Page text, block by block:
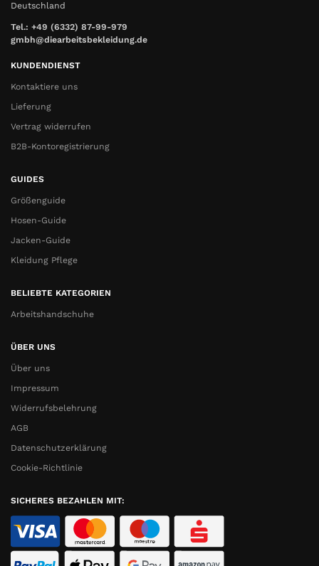
Deutschland
Tel.: +49 (6332) 87-99-979
gmbh@diearbeitsbekleidung.de
KUNDENDIENST
Kontaktiere uns
Lieferung
Vertrag widerrufen
B2B-Kontoregistrierung
GUIDES
Größenguide
Hosen-Guide
Jacken-Guide
Kleidung Pflege
BELIEBTE KATEGORIEN
Arbeitshandschuhe
ÜBER UNS
Über uns
Impressum
Widerrufsbelehrung
AGB
Datenschutzerklärung
Cookie-Richtlinie
SICHERES BEZAHLEN MIT: